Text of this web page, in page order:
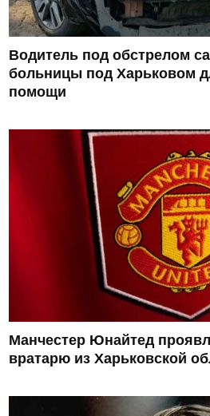
Водитель под обстрелом
больницы под Харьковом
помощи
Манчестер Юнайтед
вратарю из Харьковской